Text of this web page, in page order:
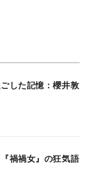
した記憶：櫻井敦
禍禍女』の狂気語